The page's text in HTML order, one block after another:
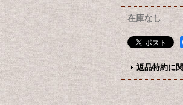
在庫なし
返品特約に